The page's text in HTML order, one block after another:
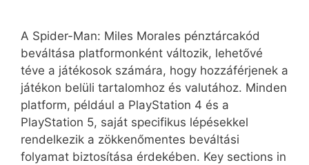
A Spider-Man: Miles Morales pénztárcakód
beváltása platformonként változik, lehetővé
téve a játékosok számára, hogy hozzáférjenek a
játékon belüli tartalomhoz és valutához. Minden
platform, például a PlayStation 4 és a
PlayStation 5, saját specifikus lépésekkel
rendelkezik a zökkenőmentes beváltási
folyamat biztosítása érdekében. Key sections in